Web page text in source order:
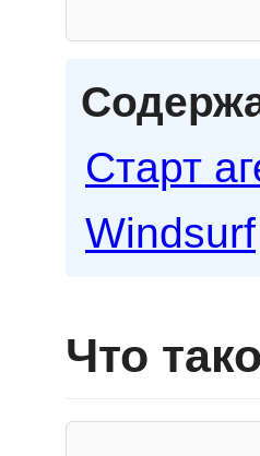
Старт
Windsurf
Что